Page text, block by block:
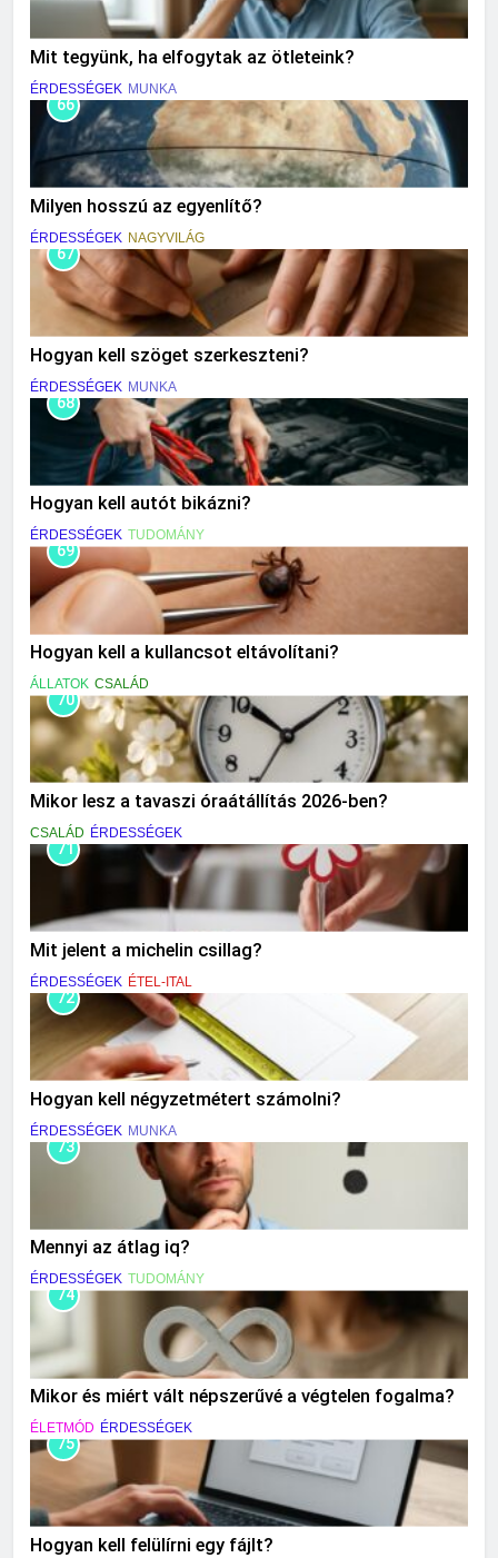
Mit tegyünk, ha elfogytak az ötleteink?
ÉRDESSÉGEK MUNKA
66
Milyen hosszú az egyenlítő?
ÉRDESSÉGEK NAGYVILÁG
67
Hogyan kell szöget szerkeszteni?
ÉRDESSÉGEK MUNKA
68
Hogyan kell autót bikázni?
ÉRDESSÉGEK TUDOMÁNY
69
Hogyan kell a kullancsot eltávolítani?
ÁLLATOK CSALÁD
70
Mikor lesz a tavaszi óraátállítás 2026-ben?
CSALÁD ÉRDESSÉGEK
71
Mit jelent a michelin csillag?
ÉRDESSÉGEK ÉTEL-ITAL
72
Hogyan kell négyzetmétert számolni?
ÉRDESSÉGEK MUNKA
73
Mennyi az átlag iq?
ÉRDESSÉGEK TUDOMÁNY
74
Mikor és miért vált népszerűvé a végtelen fogalma?
ÉLETMÓD ÉRDESSÉGEK
75
Hogyan kell felülírni egy fájlt?